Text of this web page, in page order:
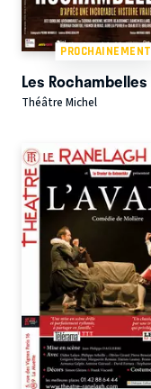
PROCHAINEMENT
Les Rochambelles
Théâtre Michel